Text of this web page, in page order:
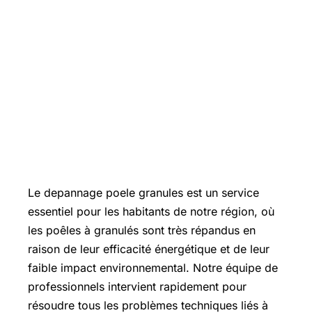
Le depannage poele granules est un service
essentiel pour les habitants de notre région, où
les poêles à granulés sont très répandus en
raison de leur efficacité énergétique et de leur
faible impact environnemental. Notre équipe de
professionnels intervient rapidement pour
résoudre tous les problèmes techniques liés à